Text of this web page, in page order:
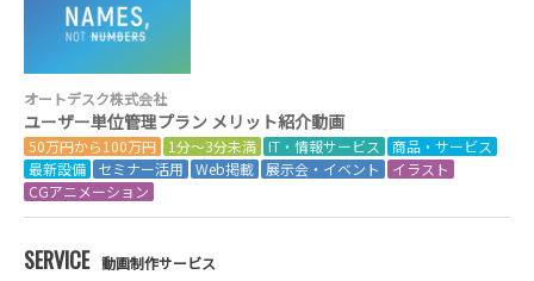
オートデスク株式会社
ユーザー単位管理プラン メリット紹介動画
50万円から100万円 1分～3分未満 IT・情報サービス
商品・サービス
最新設備
セミナー活用 Web掲載 展示会・イベント
イラスト
CGアニメーション
SERVICE 動画制作サービス